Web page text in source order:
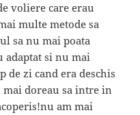
voliere care erau
multe metode sa
sa nu mai poata
adaptat si nu mai
de zi cand era deschis
doreau sa intre in
am mai